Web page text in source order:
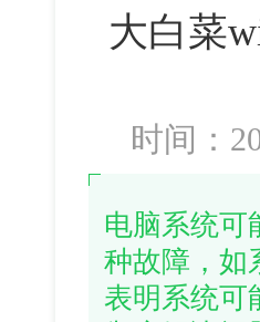
大白菜
时间：
电脑系统可
种故障，如
表明系统可